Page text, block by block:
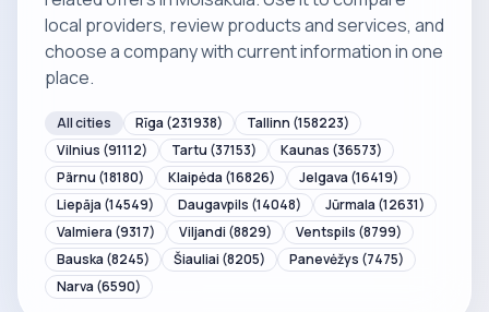
local providers, review products and services, and
choose a company with current information in one
place.
All cities Rīga (231938) Tallinn (158223)
Vilnius (91112) Tartu (37153) Kaunas (36573)
Pärnu (18180) Klaipėda (16826) Jelgava (16419)
Liepāja (14549) Daugavpils (14048) Jūrmala (12631)
Valmiera (9317) Viljandi (8829) Ventspils (8799)
Bauska (8245) Šiauliai (8205) Panevėžys (7475)
Narva (6590)